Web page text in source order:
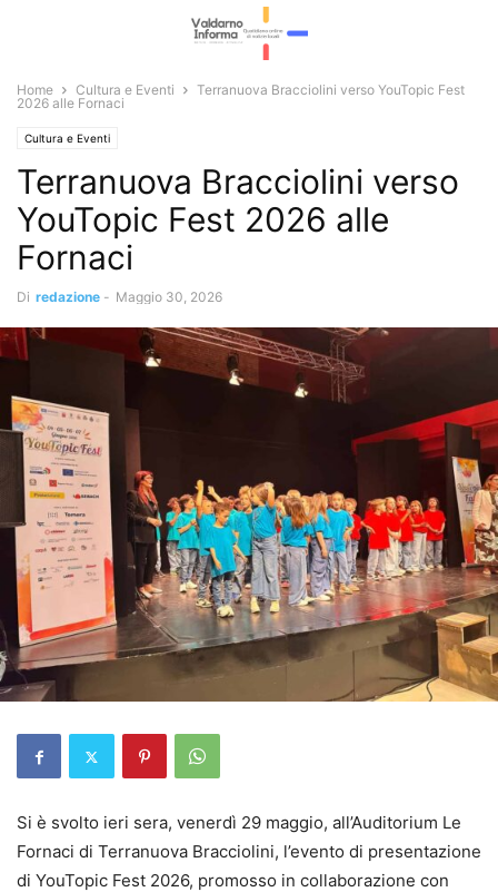
Home Cultura e Eventi
Terranuova Bracciolini verso YouTopic Fest
2026 alle Fornaci
Cultura e Eventi
Terranuova Bracciolini verso
YouTopic Fest 2026 alle
Fornaci
Di redazione - Maggio 30, 2026
Si è svolto ieri sera, venerdì 29 maggio, all’Auditorium Le
Fornaci di Terranuova Bracciolini, l’evento di presentazione
di YouTopic Fest 2026, promosso in collaborazione con